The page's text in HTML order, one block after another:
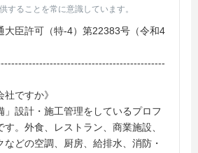
することを常に意識しています。
大臣許可（特-4）第22383号（令和4
社ですか》
設計・施工管理をしているプロフ
す。外食、レストラン、商業施設、
などの空調、厨房、給排水、消防・